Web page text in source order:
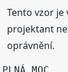
Tento vzor
projektant
oprávnění.